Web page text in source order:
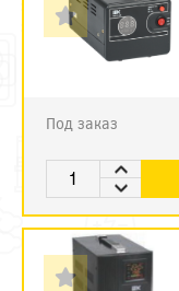
Под заказ